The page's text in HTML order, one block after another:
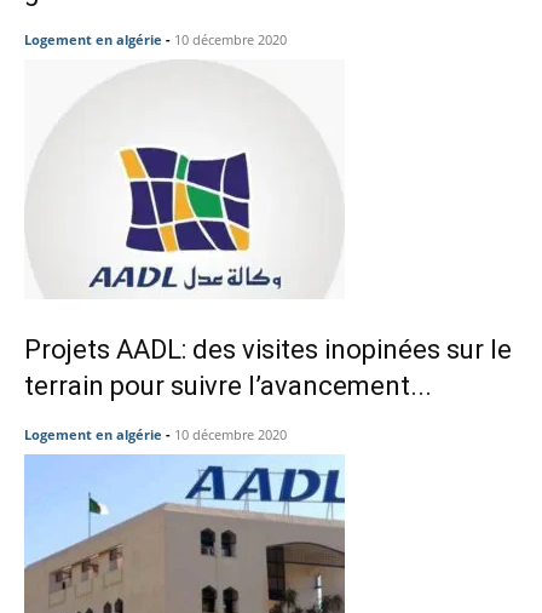
Logement en algérie - 10 décembre 2020
Projets AADL: des visites inopinées sur le
terrain pour suivre l’avancement...
Logement en algérie - 10 décembre 2020